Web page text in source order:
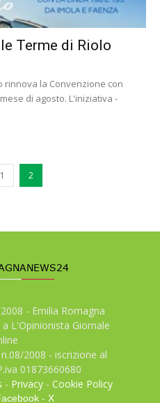
Terme di Riolo
rinnova la Convenzione con
di agosto. L'iniziativa -
1 2
- Emilia Romagna
L'Opinionista Giornale
2008 - iscrizione al
01873660680
- Privacy -Cookie Policy
- X